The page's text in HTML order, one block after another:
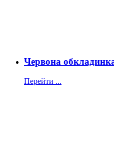
Червона
Перейти ...